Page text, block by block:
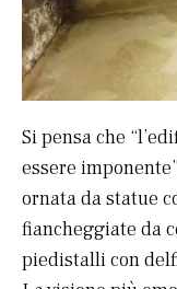
Si pensa che
essere
ornata da statue
fiancheggiate da
piedistalli con